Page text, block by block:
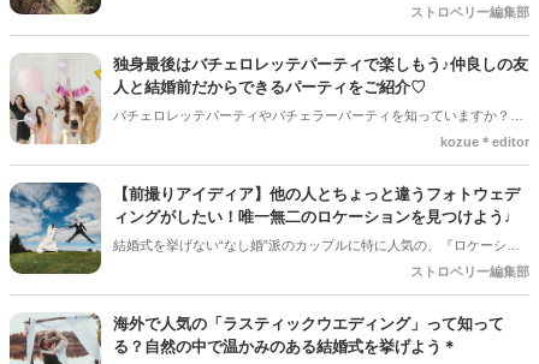
し、どんな演出がいいか分からないという人もたくさんいます。そこ
デンウェディングの演出は、魅力的なものばかりなので、吟味した上
で自分たちに合うものを選びましょう♩
ストロベリー編集部
独身最後はバチェロレッテパーティで楽しもう♪仲良しの友
人と結婚前だからできるパーティをご紹介♡
バチェロレッテパーティやバチェラーパーティを知っていますか？婚
約中に独身時代の最後の思い出として、友達とパーティをすることを
性だけのパーティです♪映画「マンマ・ミーア」でもこのパーティが
行われていて、海外ではお馴染みのパーティです＊
kozue＊editor
【前撮りアイディア】他の人とちょっと違うフォトウェデ
ィングがしたい！唯一無二のロケーションを見つけよう♩
結婚式を挙げない“なし婚”派のカップルに特に人気の、『ロケーショ
ンフォト』をご存知ですか？式を挙げるカップルでは、前撮りをロケ
ストロベリー編集部
海外で人気の「ラスティックウエディング」って知って
る？自然の中で温かみのある結婚式を挙げよう＊